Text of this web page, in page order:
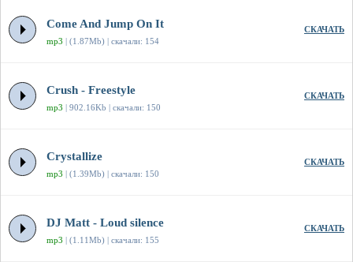
Come And Jump On It
mp3 | (1.87Mb) | скачали: 154
СКАЧАТЬ
Crush - Freestyle
mp3 | 902.16Kb | скачали: 150
СКАЧАТЬ
Crystallize
mp3 | (1.39Mb) | скачали: 150
СКАЧАТЬ
DJ Matt - Loud silence
mp3 | (1.11Mb) | скачали: 155
СКАЧАТЬ